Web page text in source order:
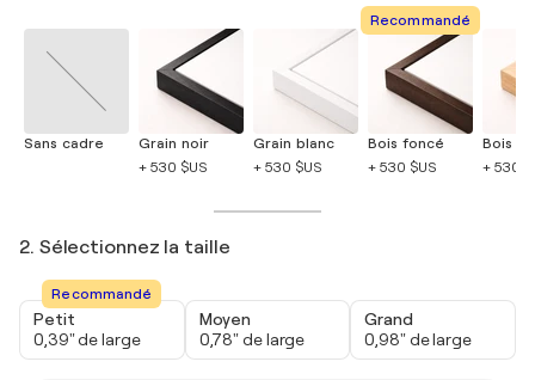
Sans cadre
Grain noir
+ 530 $US
Grain blanc
+ 530 $US
Recommandé
Bois foncé
+ 530 $US
Bois
+ 530
2. Sélectionnez la taille
Recommandé
Petit
0,39" de large
Moyen
0,78" de large
Grand
0,98" de large